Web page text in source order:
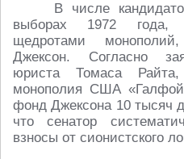
В числе
выборах 1972 года,
щедротами
Джексон. Согласно
юриста Томаса
монополия США
фонд Джексона 10 тысяч
что сенатор
взносы от сионистского